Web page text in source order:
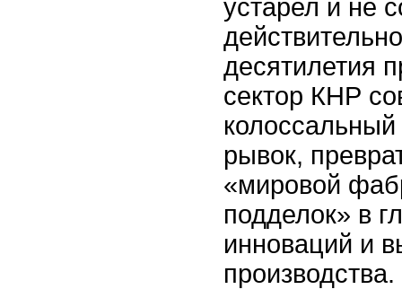
устарел и не
десятилетия
сектор КНР
колоссальный
рывок,
«мировой
подделок» в
инноваций и
производства.